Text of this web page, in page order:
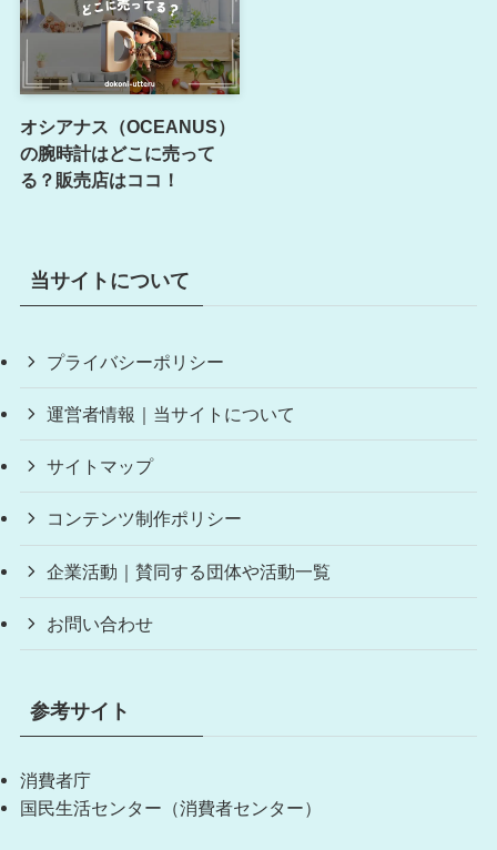
オシアナス（OCEANUS）
の腕時計はどこに売って
る？販売店はココ！
当サイトについて
プライバシーポリシー
運営者情報｜当サイトについて
サイトマップ
コンテンツ制作ポリシー
企業活動｜賛同する団体や活動一覧
お問い合わせ
参考サイト
消費者庁
国民生活センター（消費者センター）